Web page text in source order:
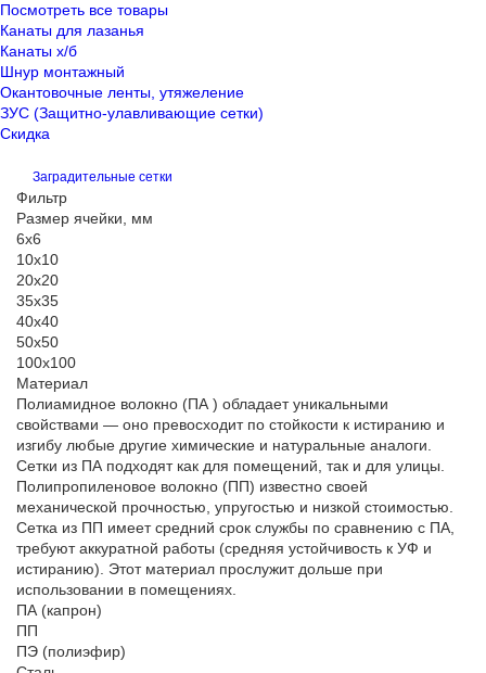
Посмотреть все товары
Канаты для лазанья
Канаты х/б
Шнур монтажный
Окантовочные ленты, утяжеление
ЗУС (Защитно-улавливающие сетки)
Скидка
Заградительные сетки
Фильтр
Размер ячейки, мм
6х6
10х10
20х20
35х35
40х40
50х50
100х100
Материал
Полиамидное волокно (ПА ) обладает уникальными
свойствами — оно превосходит по стойкости к истиранию и
изгибу любые другие химические и натуральные аналоги.
Сетки из ПА подходят как для помещений, так и для улицы.
Полипропиленовое волокно (ПП) известно своей
механической прочностью, упругостью и низкой стоимостью.
Сетка из ПП имеет средний срок службы по сравнению с ПА,
требуют аккуратной работы (средняя устойчивость к УФ и
истиранию). Этот материал прослужит дольше при
использовании в помещениях.
ПА (капрон)
ПП
ПЭ (полиэфир)